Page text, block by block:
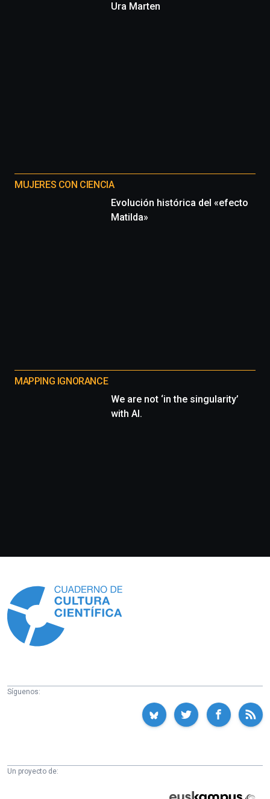
Ura Marten
MUJERES CON CIENCIA
Evolución histórica del «efecto
Matilda»
MAPPING IGNORANCE
We are not ‘in the singularity’
with AI.
Síguenos:
Un proyecto de: